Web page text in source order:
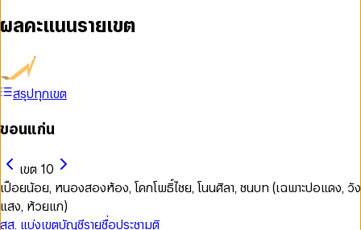
ผลคะแนนรายเขต
สรุปทุกเขต
ขอนแก่น
เขต 10
เปือยน้อย, หนองสองห้อง, โคกโพธิ์ไชย, โนนศิลา, ชนบท (เฉพาะปอแดง, วัง
แสง, ห้วยแก)
สส. แบ่งเขตบัญชีรายชื่อประชามติ